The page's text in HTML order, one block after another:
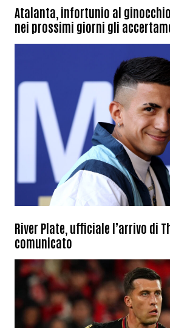
Atalanta, infortunio al
nei prossimi giorni gli
River Plate, ufficiale l’arrivo di
comunicato